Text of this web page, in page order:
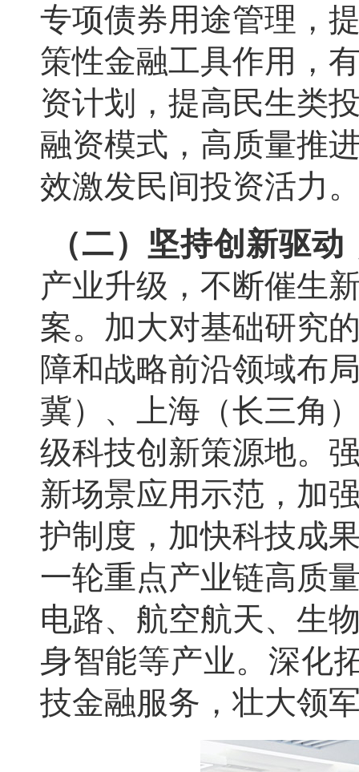
专项债券用途管理，
策性金融工具作用，
资计划，提高民生类
融资模式，高质量推
效激发民间投资活力
（二）坚持创新驱
产业升级，不断催生
案。加大对基础研究
障和战略前沿领域布
冀）、上海（长三角
级科技创新策源地。
新场景应用示范，加
护制度，加快科技成
一轮重点产业链高质
电路、航空航天、生
身智能等产业。深化
技金融服务，壮大领